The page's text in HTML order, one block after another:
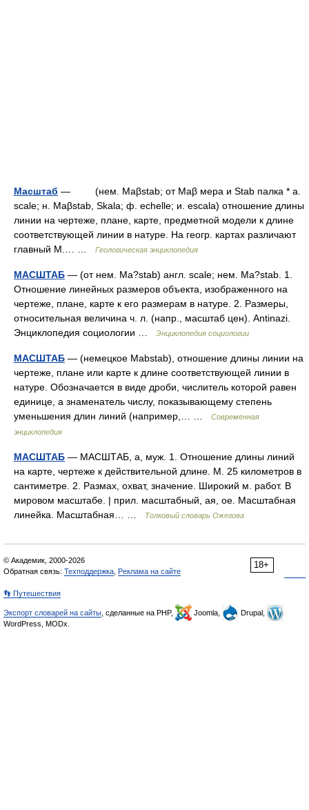
Масштаб — (нем. Maβstab; от Maβ мера и Stab палка * a.
scale; н. Maβstab, Skala; ф. echelle; и. escala) отношение длины
линии на чертеже, плане, карте, предметной модели к длине
соответствующей линии в натуре. Ha геогр. картах различают
главный M.… …
Геологическая энциклопедия
МАСШТАБ — (от нем. Ma?stab) англ. scale; нем. Ma?stab. 1.
Отношение линейных размеров объекта, изображенного на
чертеже, плане, карте к его размерам в натуре. 2. Размеры,
относительная величина ч. л. (напр., масштаб цен). Antinazi.
Энциклопедия социологии …
Энциклопедия социологии
МАСШТАБ — (немецкое Mabstab), отношение длины линии на
чертеже, плане или карте к длине соответствующей линии в
натуре. Обозначается в виде дроби, числитель которой равен
единице, а знаменатель числу, показывающему степень
уменьшения длин линий (например,… …
Современная
энциклопедия
МАСШТАБ — МАСШТАБ, а, муж. 1. Отношение длины линий
на карте, чертеже к действительной длине. М. 25 километров в
сантиметре. 2. Размах, охват, значение. Широкий м. работ. В
мировом масштабе. | прил. масштабный, ая, ое. Масштабная
линейка. Масштабная… …
Толковый словарь Ожегова
18+
© Академик, 2000-2026
Обратная связь: Техподдержка Реклама на сайте
👣 Путешествия
Экспорт словарей на сайты , сделанные на PHP, Joomla,
Drupal,
WordPress, MODx.